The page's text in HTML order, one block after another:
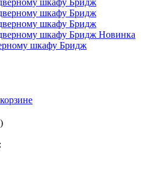
Новинка
шкафу Бридж